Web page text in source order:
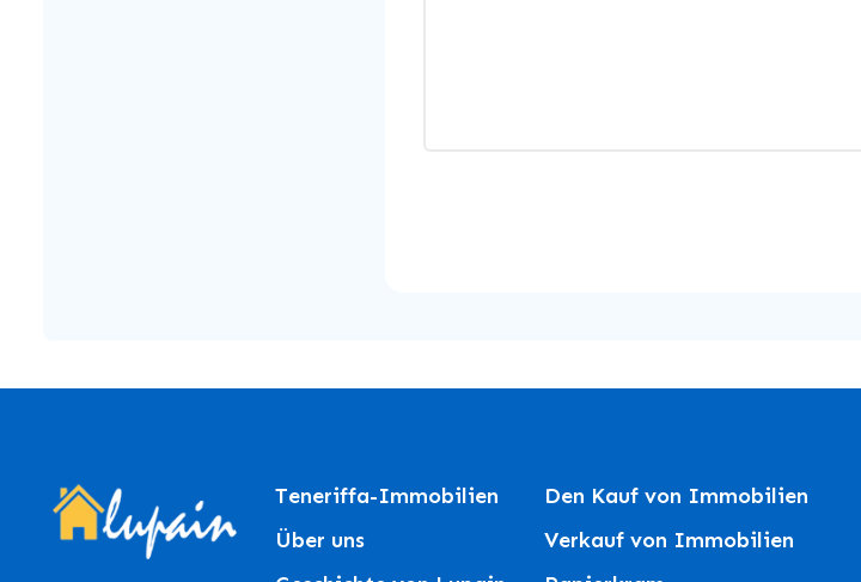
Teneriffa-Immobilien
Über uns
Den Kauf von Immobilien
Verkauf von Immobilien